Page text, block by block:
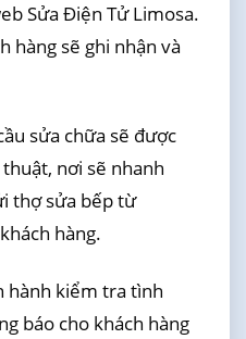
Sửa Điện Tử Limosa.
hàng sẽ ghi nhận và
sửa chữa sẽ được
nơi sẽ nhanh
thợ sửa bếp từ
hàng.
hành kiểm tra tình
báo cho khách hàng